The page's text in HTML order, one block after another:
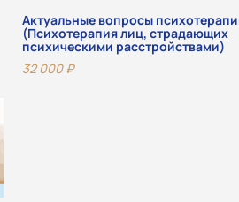
Актуальные вопросы
(Психотерапия лиц, страдающих
психическими расстройствами)
32 000₽